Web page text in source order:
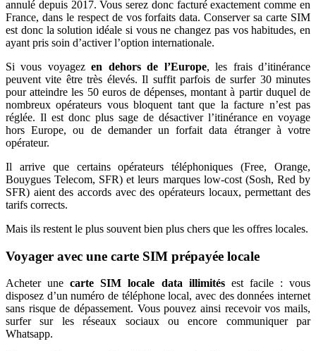
annulé depuis 2017. Vous serez donc facturé exactement comme en
France, dans le respect de vos forfaits data. Conserver sa carte SIM
est donc la solution idéale si vous ne changez pas vos habitudes, en
ayant pris soin d’activer l’option internationale.
Si vous voyagezen dehors de l’Europe, les frais d’itinérance
peuvent vite être très élevés. Il suffit parfois de surfer 30 minutes
pour atteindre les 50 euros de dépenses, montant à partir duquel de
nombreux opérateurs vous bloquent tant que la facture n’est pas
réglée. Il est donc plus sage de désactiver l’itinérance en voyage
hors Europe, ou de demander un forfait data étranger à votre
opérateur.
Il arrive que certains opérateurs téléphoniques (Free, Orange,
Bouygues Telecom, SFR) et leurs marques low-cost (Sosh, Red by
SFR) aient des accords avec des opérateurs locaux, permettant des
tarifs corrects.
Mais ils restent le plus souvent bien plus chers que les offres locales.
Voyager avec une carte SIM prépayée locale
Acheter une carte SIM locale data illimités est facile : vous
disposez d’un numéro de téléphone local, avec des données internet
sans risque de dépassement. Vous pouvez ainsi recevoir vos mails,
surfer sur les réseaux sociaux ou encore communiquer par
Whatsapp.